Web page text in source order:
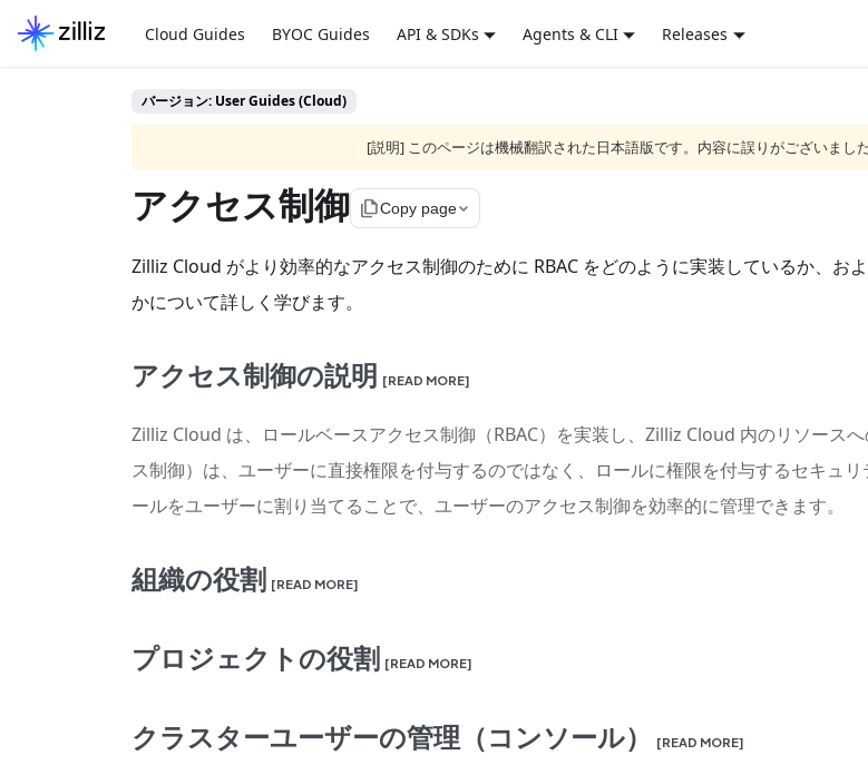
Cloud Guides BYOC Guides API & SDKs Agents & CLI Releases
バージョン: User Guides (Cloud)
[説明] このページは機械翻訳された日本語版です。内容に誤りがございまし
アクセス制御 file_copyCopy page
Zilliz Cloud がより効率的なアクセス制御のために RBAC をどのように実装しているか、お
かについて詳しく学びます。
アクセス制御の説明 [READ MORE]
Zilliz Cloud は、ロールベースアクセス制御（RBAC）を実装し、Zilliz Cloud 内のリソース
ス制御）は、ユーザーに直接権限を付与するのではなく、ロールに権限を付与するセキュ
ールをユーザーに割り当てることで、ユーザーのアクセス制御を効率的に管理できます。
組織の役割 [READ MORE]
プロジェクトの役割 [READ MORE]
クラスターユーザーの管理（コンソール） [READ MORE]